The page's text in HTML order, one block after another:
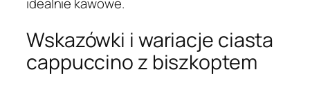
Wskazówki i wariacje ciasta
cappuccino z biszkoptem